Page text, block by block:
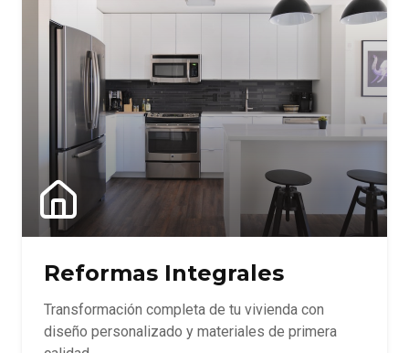
Reformas Integrales
Transformación completa de tu vivienda con
diseño personalizado y materiales de primera